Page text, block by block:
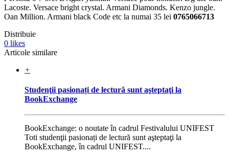
Lacoste. Versace bright crystal. Armani Diamonds. Kenzo jungle.
Oan Million. Armani black Code etc la numai 35 lei 0765066713
Distribuie
0 likes
Articole similare
+
Studenţii pasionați de lectură sunt aşteptaţi la
BookExchange
BookExchange: o noutate în cadrul Festivalului UNIFEST
Toti studenţii pasionați de lectură sunt aşteptaţi la
BookExchange, în cadrul UNIFEST....